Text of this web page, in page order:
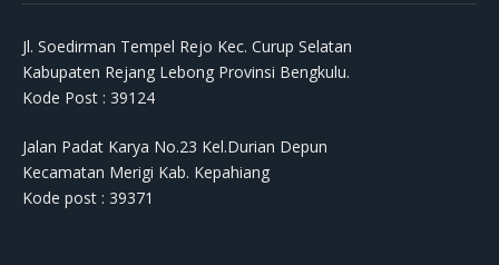
Jl. Soedirman Tempel Rejo Kec. Curup Selatan
Kabupaten Rejang Lebong Provinsi Bengkulu.
Kode Post : 39124
Jalan Padat Karya No.23 Kel.Durian Depun
Kecamatan Merigi Kab. Kepahiang
Kode post : 39371